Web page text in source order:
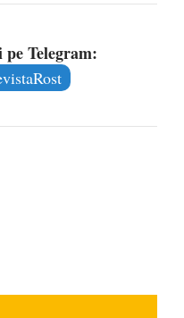
Telegram: